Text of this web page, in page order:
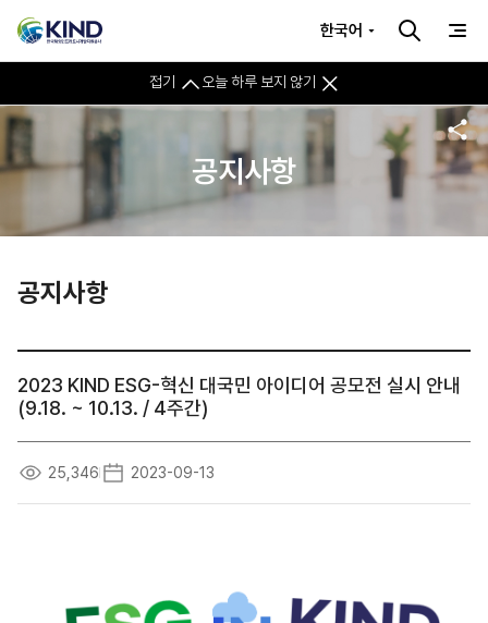
접기 오늘 하루 보지 않기
한국어
공지사항
공지사항
2023 KIND ESG-혁신 대국민 아이디어 공모전 실시 안내
(9.18. ~ 10.13. / 4주간)
25,346 2023-09-13